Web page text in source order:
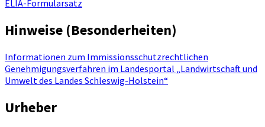
ELIA-Formularsatz
Hinweise (Besonderheiten)
Informationen zum Immissionsschutzrechtlichen
Genehmigungsverfahren im Landesportal „Landwirtschaft und
Umwelt des Landes Schleswig-Holstein“
Urheber